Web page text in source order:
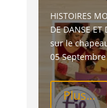
HISTOIRES
DE DANSE
sur le
05
Plus...